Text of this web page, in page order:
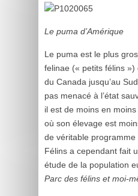
Le puma d’Amérique
Le puma est le plus
felinae (« petits félins
du Canada jusqu’au
pas menacé à l’état
il est de moins en
où son élevage est
de véritable programme
Félins a cependant fait
étude de la population
Parc des félins et moi-